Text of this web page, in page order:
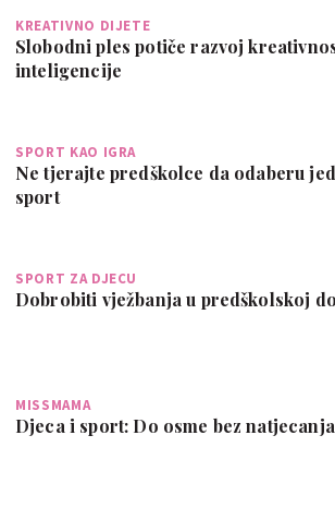
KREATIVNO DIJETE
Slobodni ples potiče razvoj
inteligencije
SPORT KAO IGRA
Ne tjerajte predškolce da odaberu
sport
SPORT ZA DJECU
Dobrobiti vježbanja u predškolskoj
MISSMAMA
Djeca i sport: Do osme bez natjecanja